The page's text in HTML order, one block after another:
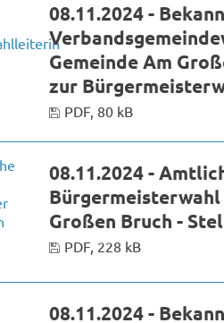
08.11.2024 -
Gemeinde Am
zur
PDF, 80 kB
08.11.2024 -
Bürgermeisterwahl
Großen Bruch -
PDF, 228 kB
08.11.2024 -